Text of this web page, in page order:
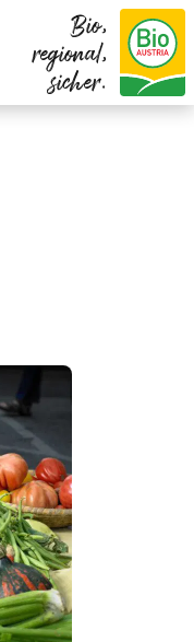
Bio,
regional,
sicher.